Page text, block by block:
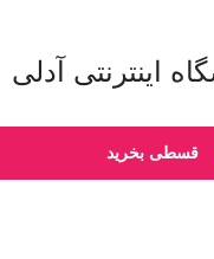
اینترنتی آدلی
قسطی بخرید